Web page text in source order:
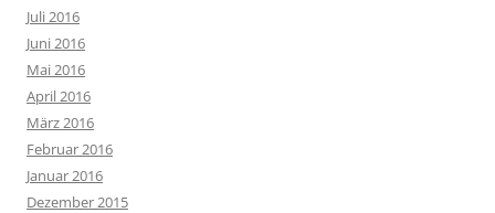
Juli 2016
Juni 2016
Mai 2016
April 2016
März 2016
Februar 2016
Januar 2016
Dezember 2015